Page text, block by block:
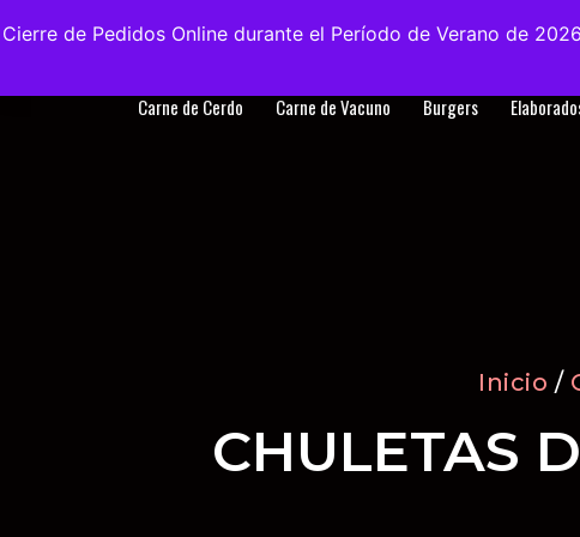
Cierre de Pedidos Online durante el Período de Verano de
EnvíosGratisen la Ciudad de Madrid Tienda Visitanos
Carne de Cerdo Carne de Vacuno Burgers
Inicio /
CHULETAS